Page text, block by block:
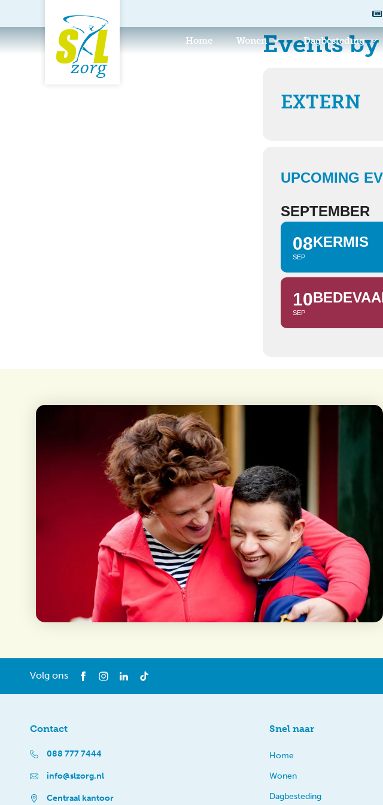
Home Wonen Dagbesteding
Events
EXTERN
UPCOMING
SEPTEMBER
08
SEP
KERMIS
10
SEP
Volg ons
Contact
088 777 7444
info@slzorg.nl
Centraal kantoor
Snel naar
Home
Wonen
Dagbesteding